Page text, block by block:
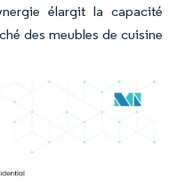
élargit la capacité
des meubles de cuisine